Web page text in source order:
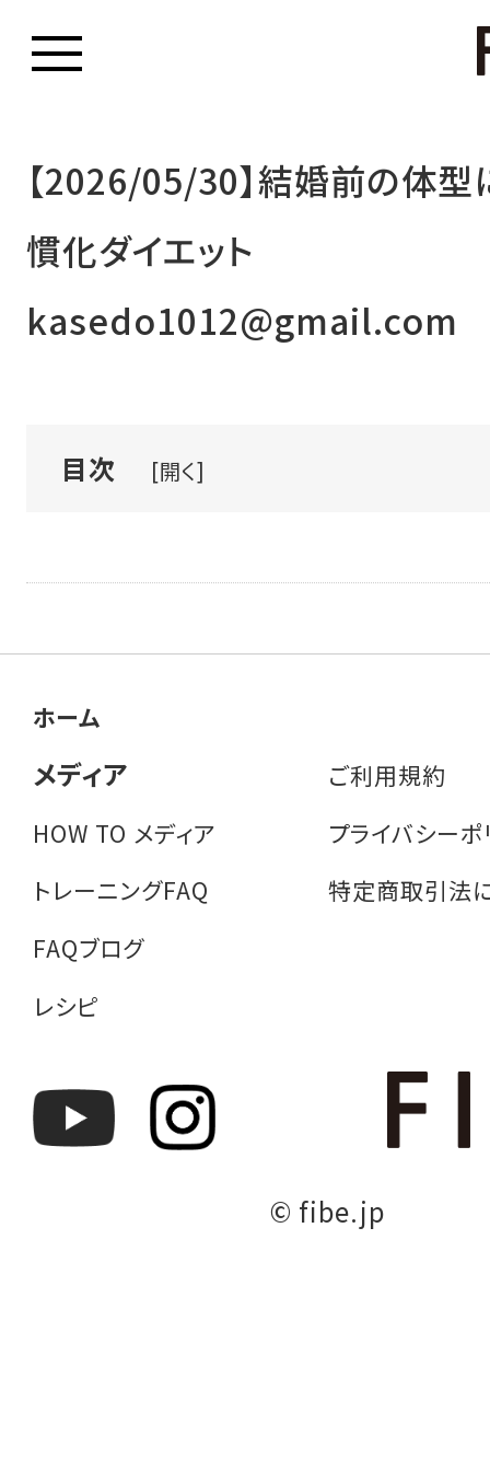
【2026/05/30】結婚前の体型
慣化ダイエット
kasedo1012@gmail.com
目次 [開く]
ホーム
メディア
HOW TO メディア
トレーニングFAQ
FAQブログ
レシピ
ご利用規約
プライバシー
特定商取引法
© fibe.jp